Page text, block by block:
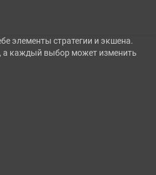
элементы стратегии и экшена.
а каждый выбор может изменить